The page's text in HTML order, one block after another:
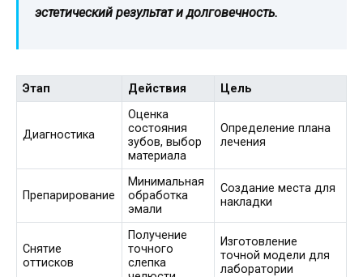
эстетический результат и долговечность.
Этап Действия Цель
Диагностика
Оценка
состояния
зубов, выбор
материала
Определение плана
лечения
Препарирование
Минимальная
обработка
эмали
Создание места для
накладки
Снятие
оттисков
Получение
точного
слепка
Изготовление
точной модели для
лаборатории